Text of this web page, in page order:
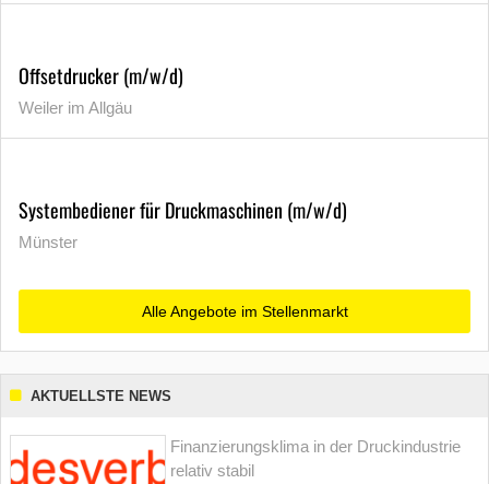
Offsetdrucker (m/w/d)
Weiler im Allgäu
Systembediener für Druckmaschinen (m/w/d)
Münster
Alle Angebote im Stellenmarkt
AKTUELLSTE NEWS
Finanzierungsklima in der Druckindustrie
relativ stabil